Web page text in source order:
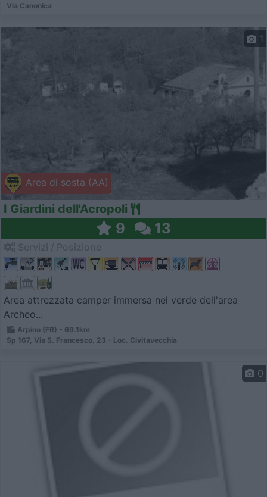
Via Canonica
Area di sosta (AA)
1
I Giardini dell'Acropoli
9 13
Area attrezzata camper immersa nel verde dell'area
Archeo...
Arpino (FR) - 69.1km
Sp 167, Via S. Francesco. 23 - Loc. Civitavecchia
0